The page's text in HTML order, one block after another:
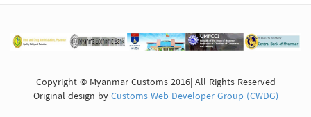
Copyright © Myanmar Customs 2016| All Rights Reserved
Original design byCustoms Web Developer Group (CWDG)